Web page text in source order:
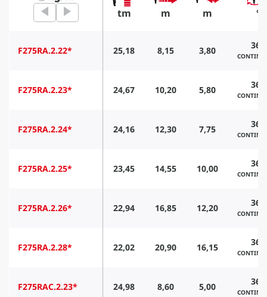
tm
m m °
F275RA.2.22* 25,18 8,15 3,80 360
F275RA.2.23* 24,67 10,20 5,80 360
F275RA.2.24* 24,16 12,30 7,75 360
F275RA.2.25* 23,45 14,55 10,00 360
F275RA.2.26* 22,94 16,85 12,20 360
F275RA.2.28* 22,02 20,90 16,15 360
F275RAC.2.23* 24,98 8,60 5,00 360